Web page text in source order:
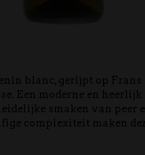
blanc, gerijpt op Frans
Een moderne en
smaken van peer
complexiteit maken